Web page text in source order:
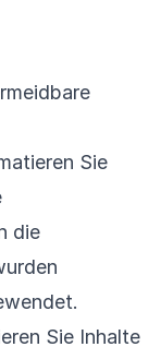
Sie
die
Sie Inhalte